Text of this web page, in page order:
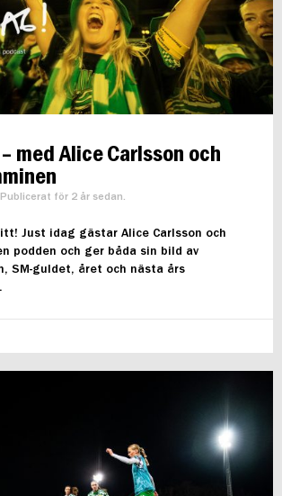
med Alice Carlsson och
för 2 år sedan.
Just idag gästar Alice Carlsson och
podden och ger båda sin bild av
SM-guldet, året och nästa års